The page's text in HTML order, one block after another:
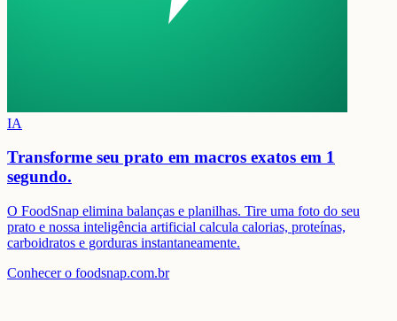
IA
Transforme seu prato em macros exatos em 1
segundo.
O FoodSnap elimina balanças e planilhas. Tire uma foto do seu
prato e nossa inteligência artificial calcula calorias, proteínas,
carboidratos e gorduras instantaneamente.
Conhecer o foodsnap.com.br